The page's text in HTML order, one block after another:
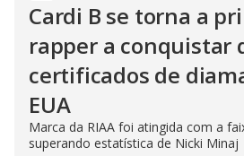
Cardi B se torna a
rapper a conquistar
certificados de
EUA
Marca da RIAA foi atingida com a
superando estatística de Nicki Minaj